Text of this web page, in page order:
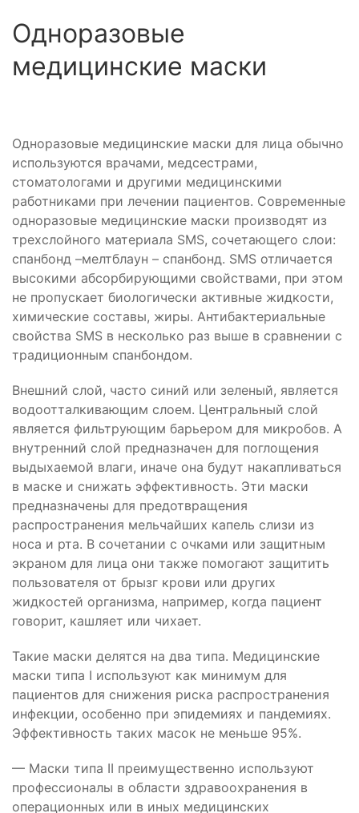
Одноразовые
медицинские маски
Одноразовые медицинские маски для лица обычно
используются врачами, медсестрами,
стоматологами и другими медицинскими
работниками при лечении пациентов. Современные
одноразовые медицинские маски производят из
трехслойного материала SMS, сочетающего слои:
спанбонд –мелтблаун – спанбонд. SMS отличается
высокими абсорбирующими свойствами, при этом
не пропускает биологически активные жидкости,
химические составы, жиры. Антибактериальные
свойства SMS в несколько раз выше в сравнении с
традиционным спанбондом.
Внешний слой, часто синий или зеленый, является
водоотталкивающим слоем. Центральный слой
является фильтрующим барьером для микробов. А
внутренний слой предназначен для поглощения
выдыхаемой влаги, иначе она будут накапливаться
в маске и снижать эффективность. Эти маски
предназначены для предотвращения
распространения мельчайших капель слизи из
носа и рта. В сочетании с очками или защитным
экраном для лица они также помогают защитить
пользователя от брызг крови или других
жидкостей организма, например, когда пациент
говорит, кашляет или чихает.
Такие маски делятся на два типа. Медицинские
маски типа I используют как минимум для
пациентов для снижения риска распространения
инфекции, особенно при эпидемиях и пандемиях.
Эффективность таких масок не меньше 95%.
— Маски типа II преимущественно используют
профессионалы в области здравоохранения в
операционных или в иных медицинских